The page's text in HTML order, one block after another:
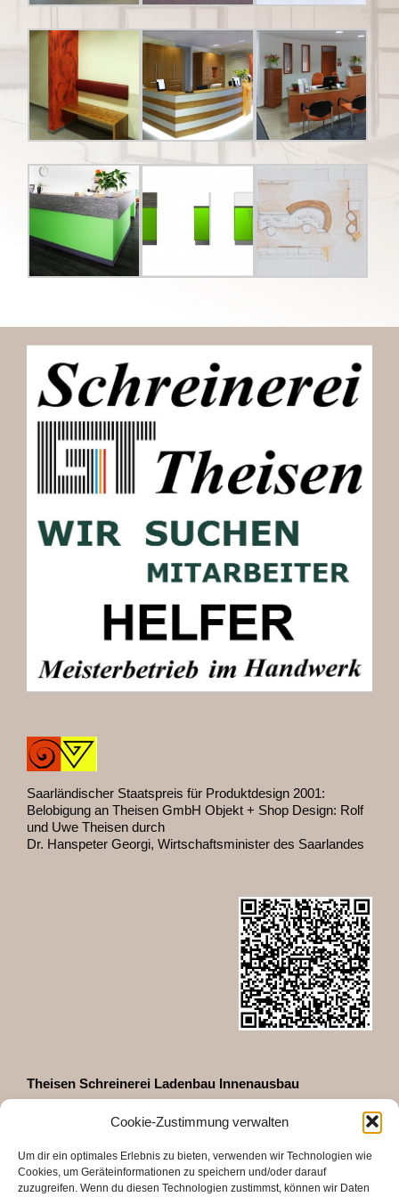
Cookie-Zustimmung verwalten
Um dir ein optimales Erlebnis zu bieten, verwenden wir Technologien wie
Cookies, um Geräteinformationen zu speichern und/oder darauf
zuzugreifen. Wenn du diesen Technologien zustimmst, können wir Daten
Saarländischer Staatspreis für Produktdesign 2001:
Belobigung an Theisen GmbH Objekt + Shop Design: Rolf
und Uwe Theisen durch
Dr. Hanspeter Georgi, Wirtschaftsminister des Saarlandes
Theisen Schreinerei Ladenbau Innenausbau
GmbH & Co. KG
D-66740 Saarlouis
Telefon 06831 - 460027
Fax 06831 - 48618